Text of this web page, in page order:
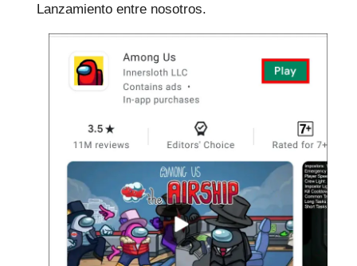
Lanzamiento entre nosotros.